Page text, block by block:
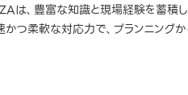
は、豊富な知識と現場経験を蓄積し
つ柔軟な対応力で、プランニングか